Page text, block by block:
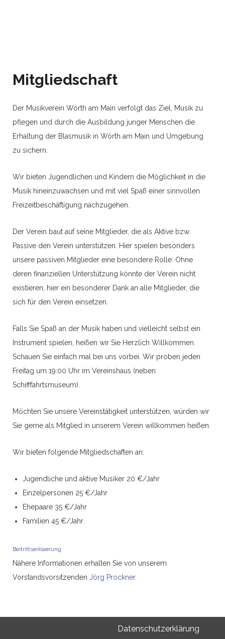
Mitgliedschaft
Der Musikverein Wörth am Main verfolgt das Ziel, Musik zu
pflegen und durch die Ausbildung junger Menschen die
Erhaltung der Blasmusik in Wörth am Main und Umgebung
zu sichern.
Wir bieten Jugendlichen und Kindern die Möglichkeit in die
Musik hineinzuwachsen und mit viel Spaß einer sinnvollen
Freizeitbeschäftigung nachzugehen.
Der Verein baut auf seine Mitglieder, die als Aktive bzw.
Passive den Verein unterstützen. Hier spielen besonders
unsere passiven Mitglieder eine besondere Rolle. Ohne
deren finanziellen Unterstützung könnte der Verein nicht
existieren, hier ein besonderer Dank an alle Mitglieder, die
sich für den Verein einsetzen.
Falls Sie Spaß an der Musik haben und vielleicht selbst ein
Instrument spielen, heißen wir Sie Herzlich Willkommen.
Schauen Sie einfach mal bei uns vorbei. Wir proben jeden
Freitag um 19:00 Uhr im Vereinshaus (neben
Schifffahrtsmuseum).
Möchten Sie unsere Vereinstätigkeit unterstützen, würden wir
Sie gerne als Mitglied in unserem Verein willkommen heißen.
Wir bieten folgende Mitgliedschaften an:
Jugendliche und aktive Musiker 20 €/Jahr
Einzelpersonen 25 €/Jahr
Ehepaare 35 €/Jahr
Familien 45 €/Jahr
Beitrittserklaerung
Nähere Informationen erhalten Sie von unserem
Vorstandsvorsitzenden Jörg Prockner.
Datenschutzerklärung